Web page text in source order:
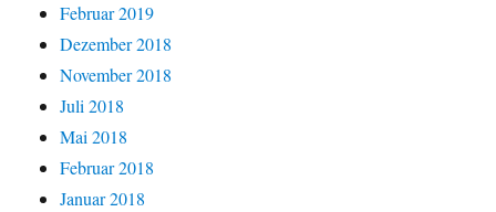
Februar 2019
Dezember 2018
November 2018
Juli 2018
Mai 2018
Februar 2018
Januar 2018